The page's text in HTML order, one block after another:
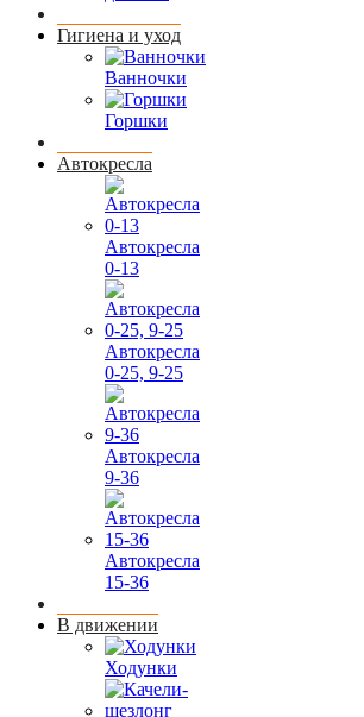
Гигиена и уход
Ванночки
Горшки
Автокресла
Автокресла
0-13
Автокресла
0-25, 9-25
Автокресла
9-36
Автокресла
15-36
В движении
Ходунки